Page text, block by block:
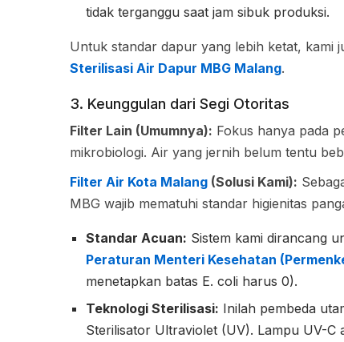
tidak terganggu saat jam sibuk produksi.
Untuk standar dapur yang lebih ketat, kami
Sterilisasi Air Dapur MBG Malang.
3. Keunggulan dari Segi Otoritas
Filter Lain (Umumnya): Fokus hanya pada
mikrobiologi. Air yang jernih belum tentu
Filter Air Kota Malang (Solusi Kami):
MBG wajib mematuhi standar higienitas
Standar Acuan: Sistem kami dirancang
Peraturan Menteri Kesehatan
menetapkan batas E. coli harus 0).
Teknologi Sterilisasi: Inilah pembeda
Sterilisator Ultraviolet (UV). Lampu UV-